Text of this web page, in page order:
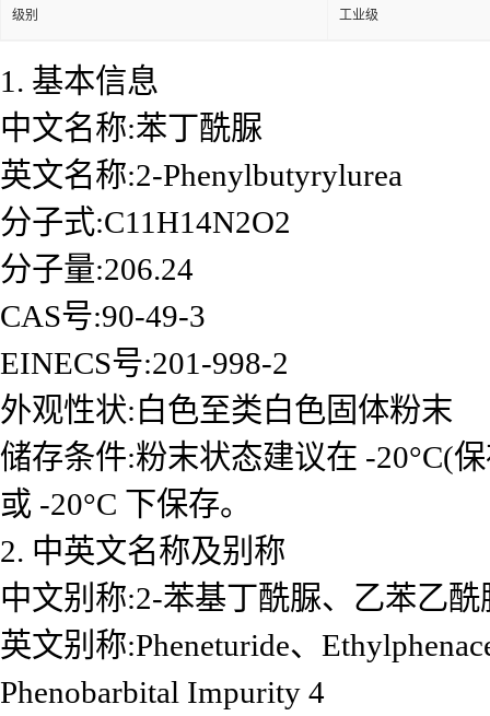
级别 工业级
1. 基本信息
中文名称:苯丁酰脲
英文名称:2-Phenylbutyrylurea
分子式:C11H14N2O2
分子量:206.24
CAS号:90-49-3
EINECS号:201-998-2
外观性状:白色至类白色固体粉末
储存条件:粉末状态建议在 -20°C(
或 -20°C 下保存。
2. 中英文名称及别称
中文别称:2-苯基丁酰脲、乙苯乙
英文别称:Pheneturide、
Phenobarbital Impurity 4